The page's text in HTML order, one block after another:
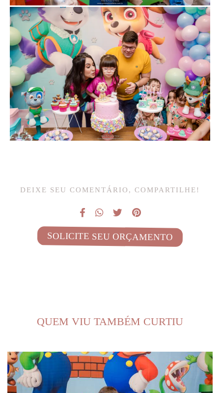
DEIXE SEU COMENTÁRIO, COMPARTILHE!
SOLICITE SEU ORÇAMENTO
QUEM VIU TAMBÉM CURTIU